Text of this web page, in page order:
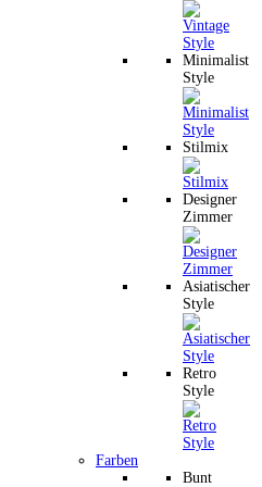
Minimalist
Style
Stilmix
Designer
Zimmer
Asiatischer
Style
Retro
Style
Farben
Bunt